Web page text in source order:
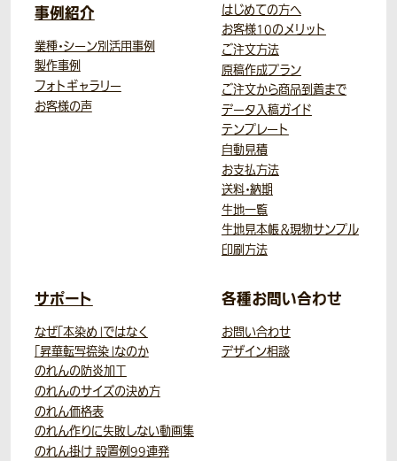
事例紹介
業種・シーン別活用事例
製作事例
フォトギャラリー
お客様の声
はじめての方へ
お客様10のメリット
ご注文方法
原稿作成プラン
ご注文から商品到着まで
データ入稿ガイド
テンプレート
自動見積
お支払方法
送料・納期
生地一覧
生地見本帳＆現物サンプル
印刷方法
サポート
なぜ「本染め」ではなく
「昇華転写捺染」なのか
のれんの防炎加工
のれんのサイズの決め方
のれん価格表
のれん作りに失敗しない動画集
のれん掛け 設置例99連発
各種お問い合わせ
お問い合わせ
デザイン相談